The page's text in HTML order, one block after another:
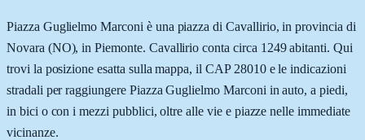
Piazza Guglielmo Marconi è una piazza di Cavallirio, in provincia di
Novara (NO), in Piemonte. Cavallirio conta circa 1249 abitanti. Qui
trovi la posizione esatta sulla mappa, il CAP 28010 e le indicazioni
stradali per raggiungere Piazza Guglielmo Marconi in auto, a piedi,
in bici o con i mezzi pubblici, oltre alle vie e piazze nelle immediate
vicinanze.